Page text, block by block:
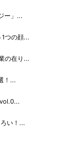
ー」...
つの顔...
の在り...
！...
い！...